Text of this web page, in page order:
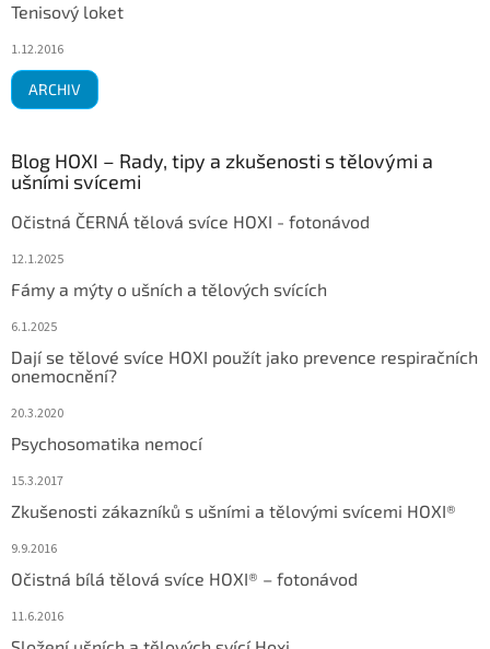
Tenisový loket
1.12.2016
ARCHIV
Blog HOXI – Rady, tipy a zkušenosti s tělovými a
ušními svícemi
Očistná ČERNÁ tělová svíce HOXI - fotonávod
12.1.2025
Fámy a mýty o ušních a tělových svících
6.1.2025
Dají se tělové svíce HOXI použít jako prevence respiračních
onemocnění?
20.3.2020
Psychosomatika nemocí
15.3.2017
Zkušenosti zákazníků s ušními a tělovými svícemi HOXI®
9.9.2016
Očistná bílá tělová svíce HOXI® – fotonávod
11.6.2016